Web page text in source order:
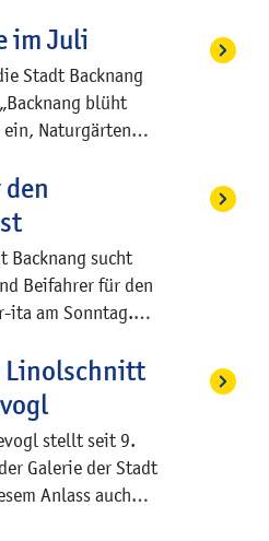
ab 7. Juli im
im Helferhaus,
Ausstellung.
Werken
Sammlung
neue, weit
und den
Zugleich
Druckgraphiken:
im Juli
Stadt Backnang
blüht
ein, Naturgärten
naturnahe
Die
an interessierte
ihren Garten
erholsam
Backnang sucht
Beifahrer für den
ita am Sonntag.
an einem
Menschen
an einem
sich gerne im
Linolschnitt
stellt seit 9.
Galerie der Stadt
Anlass auch